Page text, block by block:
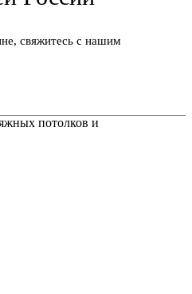
свяжитесь с нашим
потолков и